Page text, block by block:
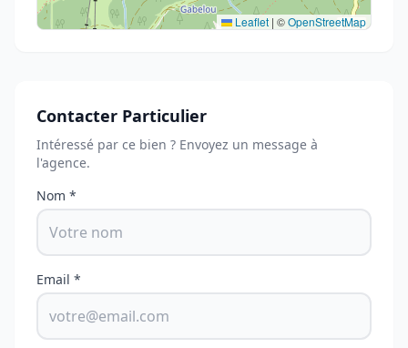
Leaflet | ©OpenStreetMap
Contacter Particulier
Intéressé par ce bien ? Envoyez un message à
l'agence.
Nom *
Email *